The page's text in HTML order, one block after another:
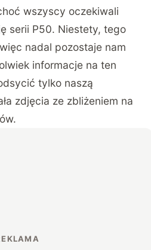
wszyscy oczekiwali
serii P50. Niestety, tego
nadal pozostaje nam
informacje na ten
tylko naszą
zdjęcia ze zbliżeniem na